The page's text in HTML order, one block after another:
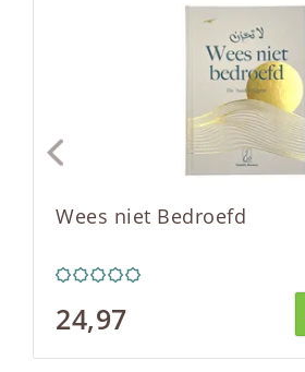
Wees niet Bedroefd
24,97